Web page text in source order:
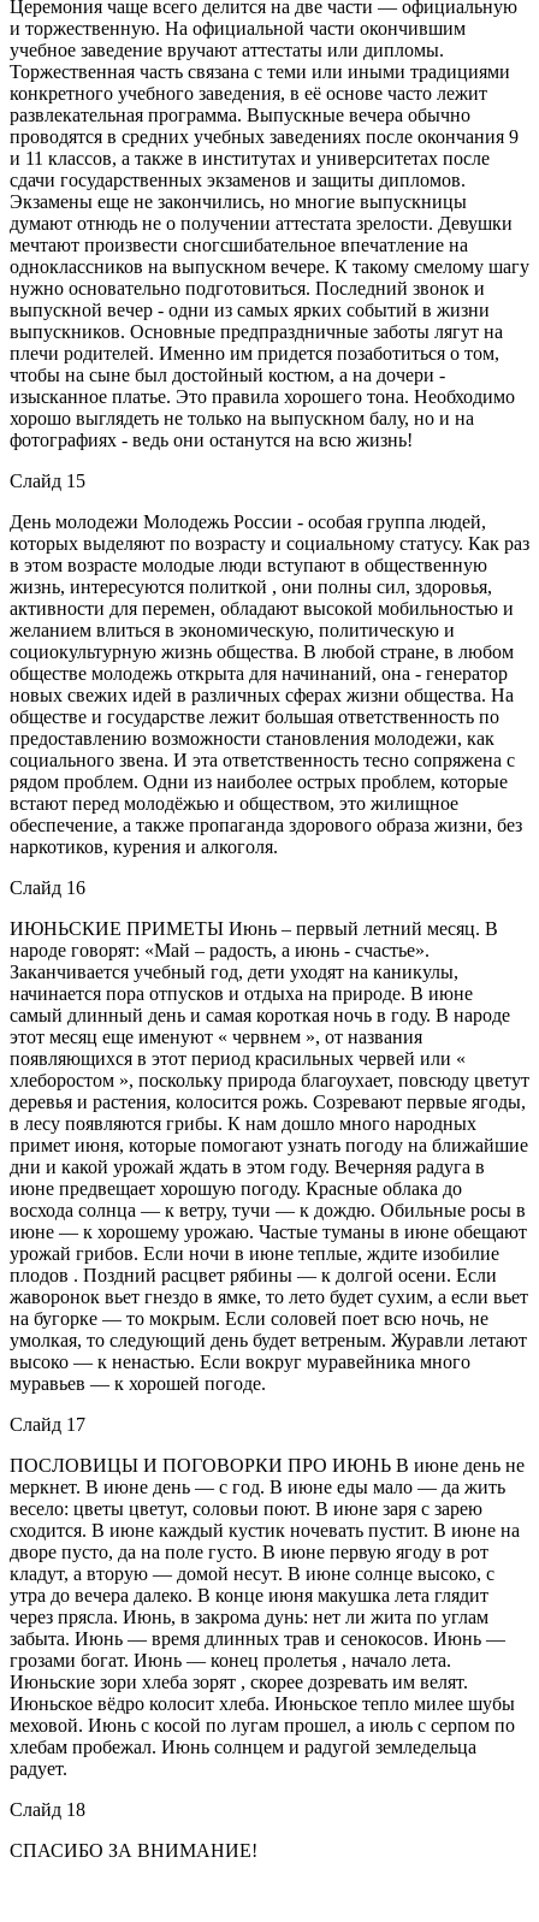
Церемония чаще всего делится на две части — официальную
и торжественную. На официальной части окончившим
учебное заведение вручают аттестаты или дипломы.
Торжественная часть связана с теми или иными традициями
конкретного учебного заведения, в её основе часто лежит
развлекательная программа. Выпускные вечера обычно
проводятся в средних учебных заведениях после окончания 9
и 11 классов, а также в институтах и университетах после
сдачи государственных экзаменов и защиты дипломов.
Экзамены еще не закончились, но многие выпускницы
думают отнюдь не о получении аттестата зрелости. Девушки
мечтают произвести сногсшибательное впечатление на
одноклассников на выпускном вечере. К такому смелому шагу
нужно основательно подготовиться. Последний звонок и
выпускной вечер - одни из самых ярких событий в жизни
выпускников. Основные предпраздничные заботы лягут на
плечи родителей. Именно им придется позаботиться о том,
чтобы на сыне был достойный костюм, а на дочери -
изысканное платье. Это правила хорошего тона. Необходимо
хорошо выглядеть не только на выпускном балу, но и на
фотографиях - ведь они останутся на всю жизнь!
Слайд 15
День молодежи Молодежь России - особая группа людей,
которых выделяют по возрасту и социальному статусу. Как раз
в этом возрасте молодые люди вступают в общественную
жизнь, интересуются политкой , они полны сил, здоровья,
активности для перемен, обладают высокой мобильностью и
желанием влиться в экономическую, политическую и
социокультурную жизнь общества. В любой стране, в любом
обществе молодежь открыта для начинаний, она - генератор
новых свежих идей в различных сферах жизни общества. На
обществе и государстве лежит большая ответственность по
предоставлению возможности становления молодежи, как
социального звена. И эта ответственность тесно сопряжена с
рядом проблем. Одни из наиболее острых проблем, которые
встают перед молодёжью и обществом, это жилищное
обеспечение, а также пропаганда здорового образа жизни, без
наркотиков, курения и алкоголя.
Слайд 16
ИЮНЬСКИЕ ПРИМЕТЫ Июнь – первый летний месяц. В
народе говорят: «Май – радость, а июнь - счастье».
Заканчивается учебный год, дети уходят на каникулы,
начинается пора отпусков и отдыха на природе. В июне
самый длинный день и самая короткая ночь в году. В народе
этот месяц еще именуют « червнем », от названия
появляющихся в этот период красильных червей или «
хлеборостом », поскольку природа благоухает, повсюду цветут
деревья и растения, колосится рожь. Созревают первые ягоды,
в лесу появляются грибы. К нам дошло много народных
примет июня, которые помогают узнать погоду на ближайшие
дни и какой урожай ждать в этом году. Вечерняя радуга в
июне предвещает хорошую погоду. Красные облака до
восхода солнца — к ветру, тучи — к дождю. Обильные росы в
июне — к хорошему урожаю. Частые туманы в июне обещают
урожай грибов. Если ночи в июне теплые, ждите изобилие
плодов . Поздний расцвет рябины — к долгой осени. Если
жаворонок вьет гнездо в ямке, то лето будет сухим, а если вьет
на бугорке — то мокрым. Если соловей поет всю ночь, не
умолкая, то следующий день будет ветреным. Журавли летают
высоко — к ненастью. Если вокруг муравейника много
муравьев — к хорошей погоде.
Слайд 17
ПОСЛОВИЦЫ И ПОГОВОРКИ ПРО ИЮНЬ В июне день не
меркнет. В июне день — с год. В июне еды мало — да жить
весело: цветы цветут, соловьи поют. В июне заря с зарею
сходится. В июне каждый кустик ночевать пустит. В июне на
дворе пусто, да на поле густо. В июне первую ягоду в рот
кладут, а вторую — домой несут. В июне солнце высоко, с
утра до вечера далеко. В конце июня макушка лета глядит
через прясла. Июнь, в закрома дунь: нет ли жита по углам
забыта. Июнь — время длинных трав и сенокосов. Июнь —
грозами богат. Июнь — конец пролетья , начало лета.
Июньские зори хлеба зорят , скорее дозревать им велят.
Июньское вёдро колосит хлеба. Июньское тепло милее шубы
меховой. Июнь с косой по лугам прошел, а июль с серпом по
хлебам пробежал. Июнь солнцем и радугой земледельца
радует.
Слайд 18
СПАСИБО ЗА ВНИМАНИЕ!